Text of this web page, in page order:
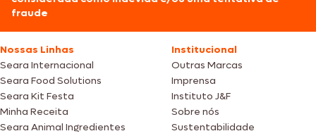
fraude
Nossas Linhas
Seara Internacional
Seara Food Solutions
Seara Kit Festa
Minha Receita
Seara Animal Ingredientes
Institucional
Outras Marcas
Imprensa
Instituto J&F
Sobre nós
Sustentabilidade